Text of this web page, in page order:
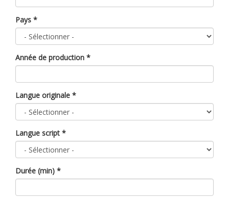
Pays *
Année de production *
Langue originale *
Langue script *
Durée (min) *